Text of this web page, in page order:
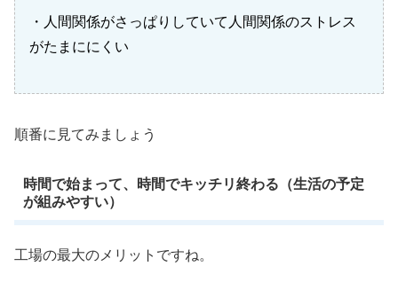
・人間関係がさっぱりしていて人間関係のストレス
がたまににくい
順番に見てみましょう
時間で始まって、時間でキッチリ終わる（生活の予定
が組みやすい）
工場の最大のメリットですね。